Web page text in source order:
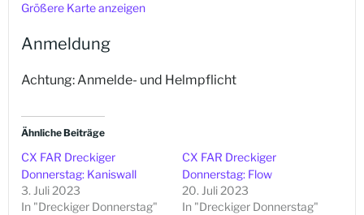
Größere Karte anzeigen
Anmeldung
Achtung: Anmelde- und Helmpflicht
Ähnliche Beiträge
CX FAR Dreckiger
Donnerstag: Kaniswall
3. Juli 2023
In "Dreckiger Donnerstag"
CX FAR Dreckiger
Donnerstag: Flow
20. Juli 2023
In "Dreckiger Donnerstag"